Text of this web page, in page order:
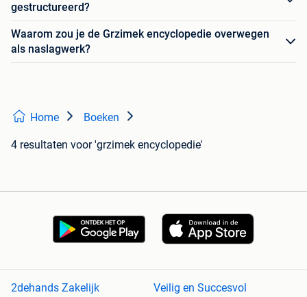
gestructureerd?
Waarom zou je de Grzimek encyclopedie overwegen
als naslagwerk?
Home Boeken
4 resultaten voor 'grzimek encyclopedie'
2dehands Zakelijk Veilig en Succesvol